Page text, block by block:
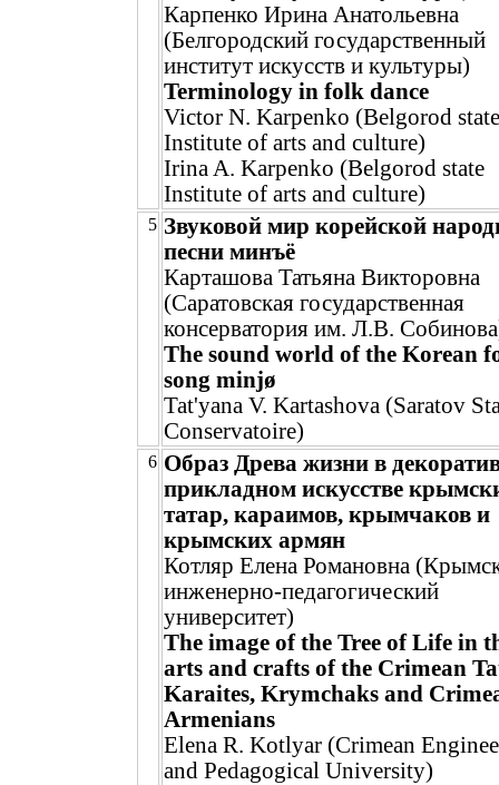
Карпенко Ирина Анатольевна
(Белгородский государственный
институт искусств и культуры)
Terminology in folk dance
Victor N. Karpenko (Belgorod state
Institute of arts and culture)
Irina A. Karpenko (Belgorod state
Institute of arts and culture)
5 Звуковой мир корейской
песни минъё
Карташова Татьяна Викторовна
(Саратовская государственная
консерватория им. Л.В.
The sound world of the Korean
song minjø
Tat'yana V. Kartashova (Saratov
Conservatoire)
6 Образ Древа жизни в
прикладном искусстве
татар, караимов, крымчаков и
крымских армян
Котляр Елена Романовна
инженерно-педагогический
университет)
The image of the Tree of Life in
arts and crafts of the Crimean
Karaites, Krymchaks and
Armenians
Elena R. Kotlyar (Crimean
and Pedagogical University)